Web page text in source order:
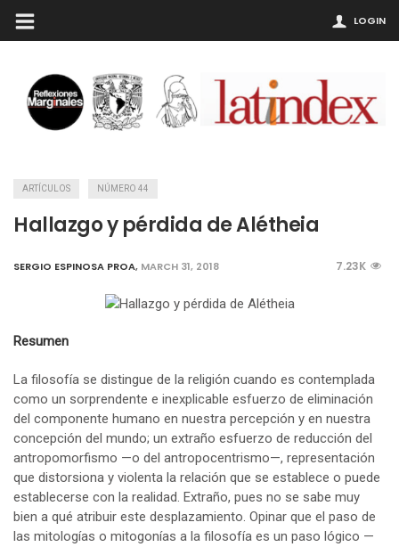
LOGIN
ARTÍCULOS NÚMERO 44
Hallazgo y pérdida de Alétheia
SERGIO ESPINOSA PROA, MARCH 31, 2018 7.23K
Resumen
La filosofía se distingue de la religión cuando es contemplada
como un sorprendente e inexplicable esfuerzo de eliminación
del componente humano en nuestra percepción y en nuestra
concepción del mundo; un extraño esfuerzo de reducción del
antropomorfismo —o del antropocentrismo—, representación
que distorsiona y violenta la relación que se establece o puede
establecerse con la realidad. Extraño, pues no se sabe muy
bien a qué atribuir este desplazamiento. Opinar que el paso de
las mitologías o mitogonías a la filosofía es un paso lógico —